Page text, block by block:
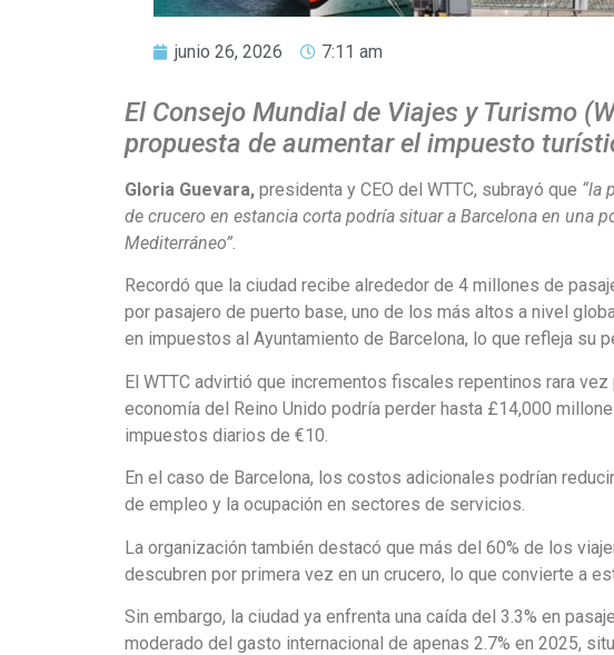
junio 26, 2026 7:11 am
El Consejo Mundial de Viajes y Turismo
propuesta de aumentar el impuesto
Gloria Guevara, presidenta y CEO del WTTC, subrayó que “la
de crucero en estancia corta podría situar a Barcelona en una
Mediterráneo”.
Recordó que la ciudad recibe alrededor de 4 millones de
por pasajero de puerto base, uno de los más altos a nivel
en impuestos al Ayuntamiento de Barcelona, lo que refleja su
El WTTC advirtió que incrementos fiscales repentinos rara
economía del Reino Unido podría perder hasta £14,000
impuestos diarios de €10.
En el caso de Barcelona, los costos adicionales podrían
de empleo y la ocupación en sectores de servicios.
La organización también destacó que más del 60% de los
descubren por primera vez en un crucero, lo que convierte a
Sin embargo, la ciudad ya enfrenta una caída del 3.3% en
moderado del gasto internacional de apenas 2.7% en 2025,